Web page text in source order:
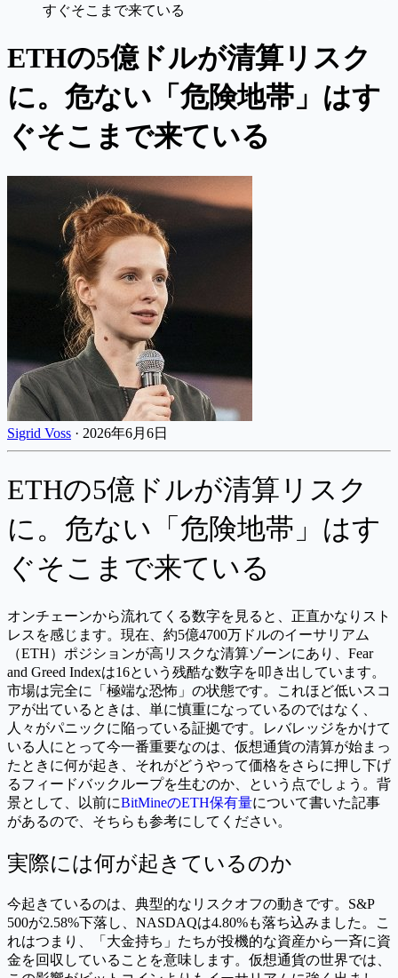
すぐそこまで来ている
ETHの5億ドルが清算リスク
に。危ない「危険地帯」はす
ぐそこまで来ている
Sigrid Voss · 2026年6月6日
ETHの5億ドルが清算リスク
に。危ない「危険地帯」はす
ぐそこまで来ている
オンチェーンから流れてくる数字を見ると、正直かなりスト
レスを感じます。現在、約5億4700万ドルのイーサリアム
（ETH）ポジションが高リスクな清算ゾーンにあり、Fear
and Greed Indexは16という残酷な数字を叩き出しています。
市場は完全に「極端な恐怖」の状態です。これほど低いスコ
アが出ているときは、単に慎重になっているのではなく、
人々がパニックに陥っている証拠です。レバレッジをかけて
いる人にとって今一番重要なのは、仮想通貨の清算が始まっ
たときに何が起き、それがどうやって価格をさらに押し下げ
るフィードバックループを生むのか、という点でしょう。背
景として、以前にBitMineのETH保有量について書いた記事
があるので、そちらも参考にしてください。
実際には何が起きているのか
今起きているのは、典型的なリスクオフの動きです。S&P
500が2.58%下落し、NASDAQは4.80%も落ち込みました。こ
れはつまり、「大金持ち」たちが投機的な資産から一斉に資
金を回収していることを意味します。仮想通貨の世界では、